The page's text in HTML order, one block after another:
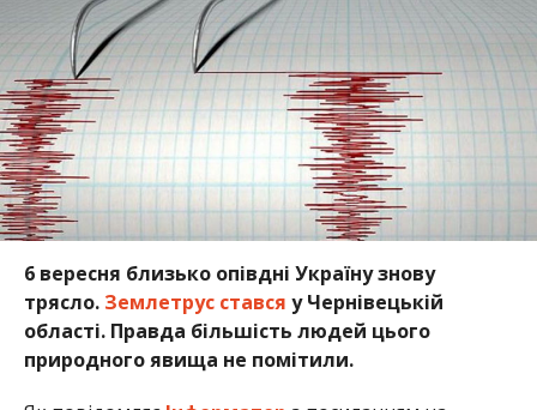
6 вересня близько опівдні Україну знову
трясло. Землетрус стався у Чернівецькій
області. Правда більшість людей цього
природного явища не помітили.